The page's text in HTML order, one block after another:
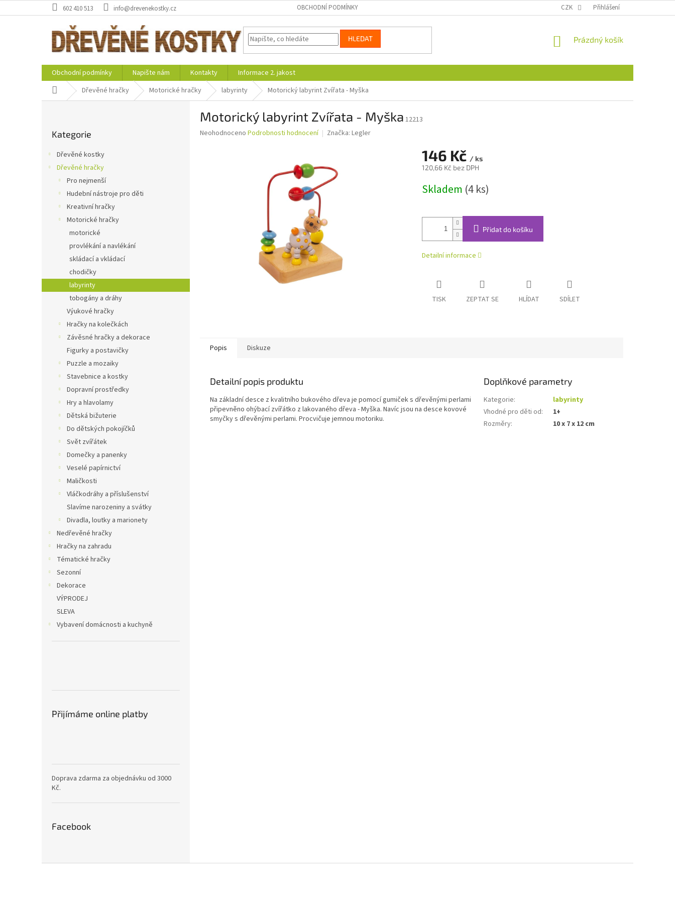
na
602 410 513 info@drevenekostky.cz OBCHODNÍ PODMÍNKY CZK Přihlášení
HLEDAT
NÁKUPNÍ
Prázdný košík
Obchodní podmínky Napište nám Kontakty
Informace 2. jakost
Domů Dřevěné hračky Motorické hračky labyrinty Motorický labyrint Zvířata - Myška
kategorie
Kategorie
Dřevěné kostky
Dřevěné hračky
Pro nejmenší
Hudební nástroje pro děti
Kreativní hračky
Motorické hračky
motorické
provlékání a navlékání
skládací a vkládací
chodičky
labyrinty
tobogány a dráhy
Výukové hračky
Hračky na kolečkách
Závěsné hračky a dekorace
Figurky a postavičky
Puzzle a mozaiky
Stavebnice a kostky
Dopravní prostředky
Hry a hlavolamy
Dětská bižuterie
Do dětských pokojíčků
Svět zvířátek
Domečky a panenky
Veselé papírnictví
Maličkosti
Vláčkodráhy a příslušenství
Slavíme narozeniny a svátky
Divadla, loutky a marionety
Nedřevěné hračky
Hračky na zahradu
Tématické hračky
Sezonní
Dekorace
VÝPRODEJ
SLEVA
Vybavení domácnosti a kuchyně
Přijímáme online platby
Doprava zdarma za objednávku od 3000
Kč.
Facebook
Motorický labyrint Zvířata - Myška 12213
Průměrné
Neohodnoceno Podrobnosti hodnocení Značka: Legler
146 Kč / ks
120,66 Kč bez DPH
cena:
Skladem (4 ks)
Přidat do košíku
Detailní informace
TISK ZEPTAT SE HLÍDAT SDÍLET
Popis Diskuze
Detailní popis produktu
Na základní desce z kvalitního bukového dřeva je pomocí gumiček s dřevěnými perlami
připevněno ohýbací zvířátko z lakovaného dřeva - Myška. Navíc jsou na desce kovové
smyčky s dřevěnými perlami. Procvičuje jemnou motoriku.
Doplňkové parametry
Kategorie:
labyrinty
Vhodné pro děti od:
1+
Rozměry: 10 x 7 x 12 cm